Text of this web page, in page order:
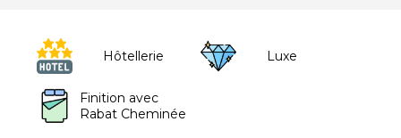
Hôtellerie Luxe
Finition avec
Rabat Cheminée